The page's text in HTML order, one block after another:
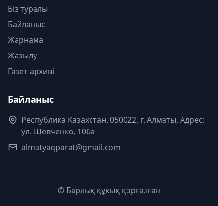
Біз туралы
Байланыс
Жарнама
Жазылу
Газет архиві
Байланыс
Республика Казахстан. 050022, г. Алматы, Адрес:
ул. Шевченко, 106а
almatyaqparat@gmail.com
© Барлық құқық қорғалған